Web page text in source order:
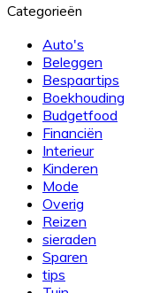
elke
lekkere
maaltijd
Categorieën
Auto's
Beleggen
Bespaartips
Boekhouding
Budgetfood
Financiën
Interieur
Kinderen
Mode
Overig
Reizen
sieraden
Sparen
tips